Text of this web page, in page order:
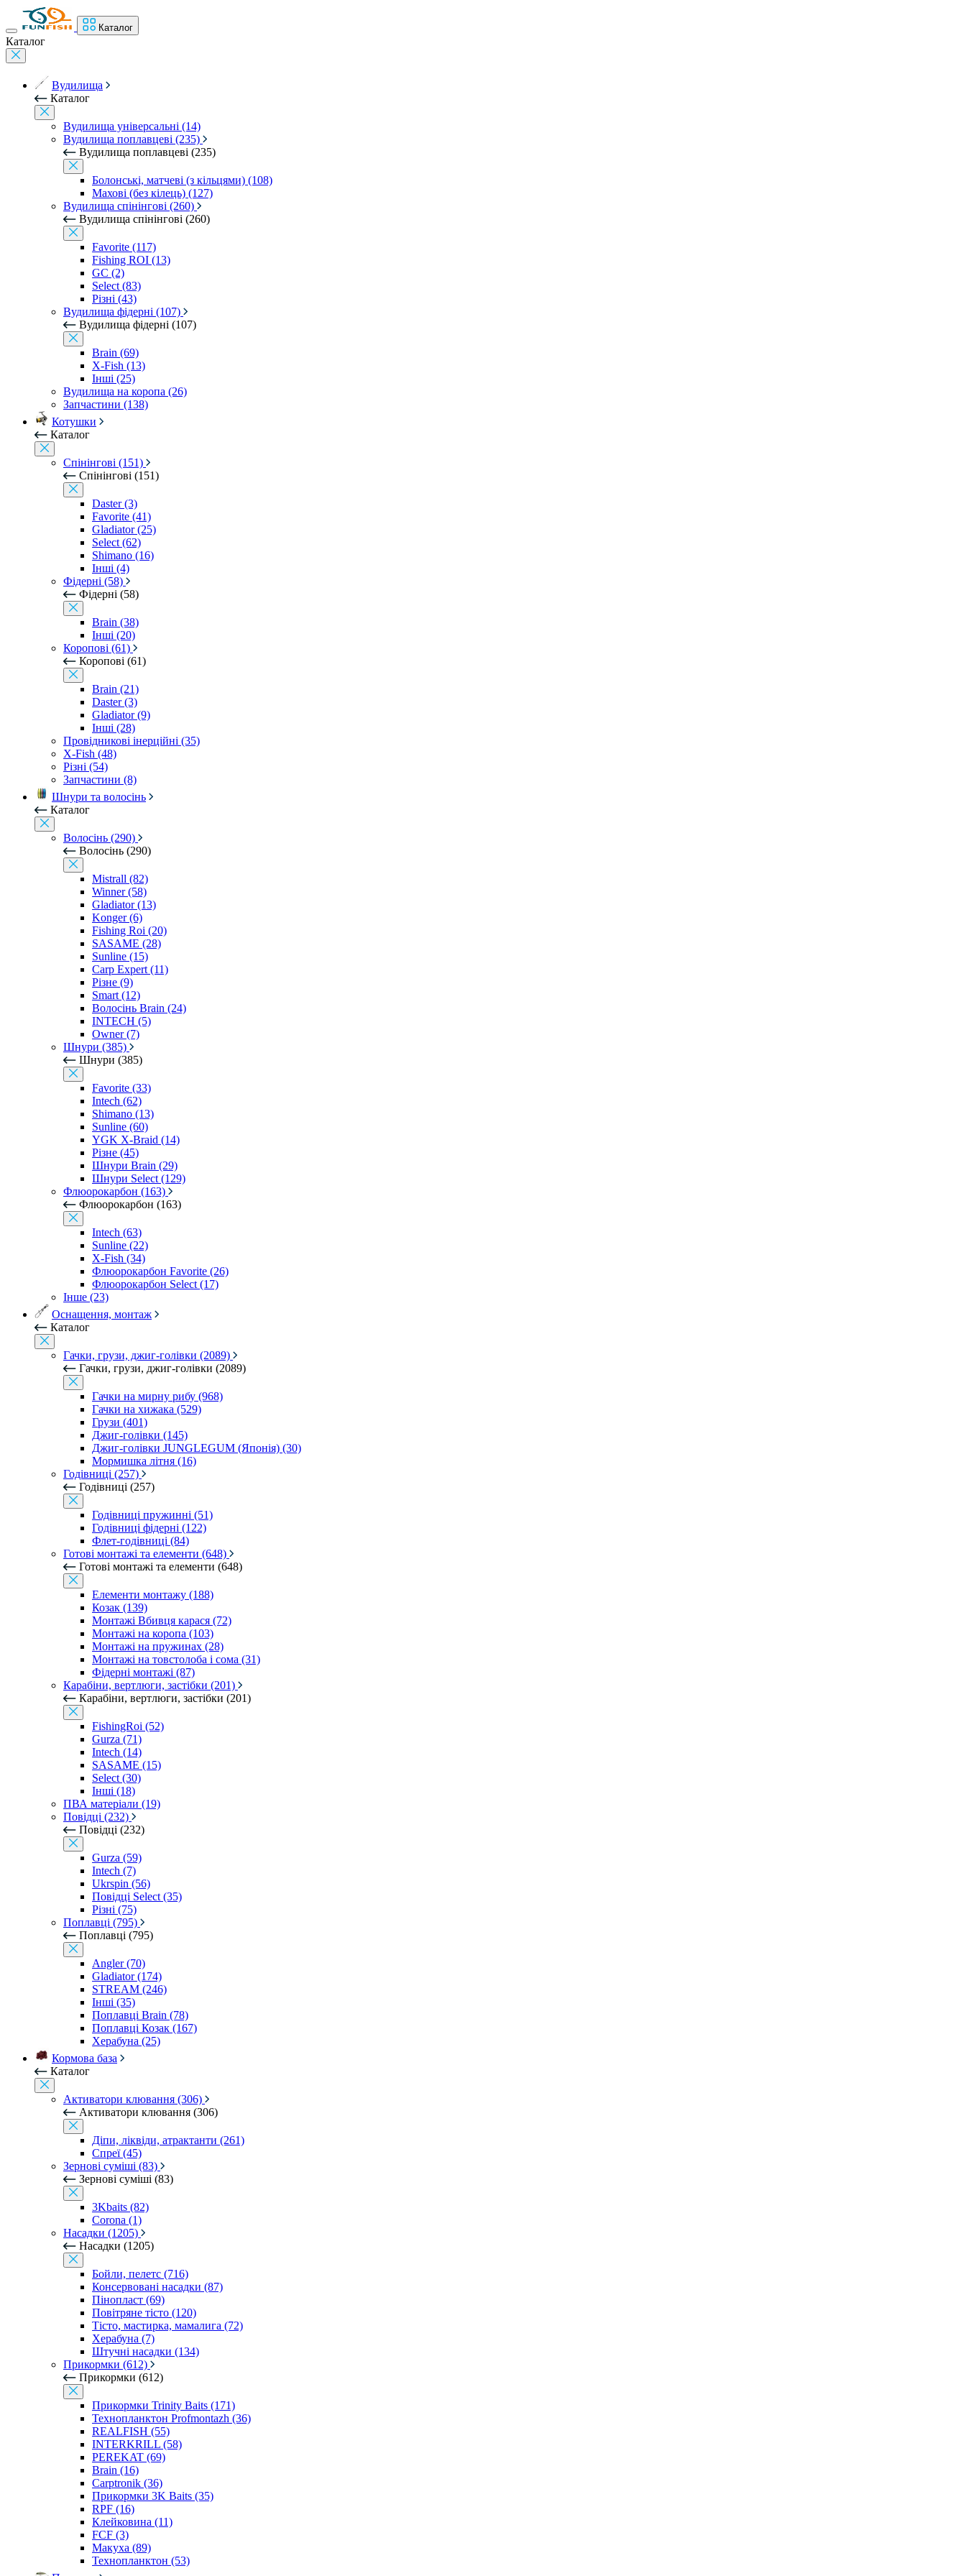
Каталог
Каталог
Вудилища
Каталог
Вудилища універсальні (14)
Вудилища поплавцеві (235)
Вудилища поплавцеві (235)
Болонські, матчеві (з кільцями) (108)
Махові (без кілець) (127)
Вудилища спінінгові (260)
Вудилища спінінгові (260)
Favorite (117)
Fishing ROI (13)
GC (2)
Select (83)
Різні (43)
Вудилища фідерні (107)
Вудилища фідерні (107)
Brain (69)
X-Fish (13)
Інші (25)
Вудилища на коропа (26)
Запчастини (138)
Котушки
Каталог
Спінінгові (151)
Спінінгові (151)
Daster (3)
Favorite (41)
Gladiator (25)
Select (62)
Shimano (16)
Інші (4)
Фідерні (58)
Фідерні (58)
Brain (38)
Інші (20)
Коропові (61)
Коропові (61)
Brain (21)
Daster (3)
Gladiator (9)
Інші (28)
Провідникові інерційні (35)
X-Fish (48)
Різні (54)
Запчастини (8)
Шнури та волосінь
Каталог
Волосінь (290)
Волосінь (290)
Mistrall (82)
Winner (58)
Gladiator (13)
Konger (6)
Fishing Roi (20)
SASAME (28)
Sunline (15)
Carp Expert (11)
Різне (9)
Smart (12)
Волосінь Brain (24)
INTECH (5)
Owner (7)
Шнури (385)
Шнури (385)
Favorite (33)
Intech (62)
Shimano (13)
Sunline (60)
YGK X-Braid (14)
Різне (45)
Шнури Brain (29)
Шнури Select (129)
Флюорокарбон (163)
Флюорокарбон (163)
Intech (63)
Sunline (22)
X-Fish (34)
Флюорокарбон Favorite (26)
Флюорокарбон Select (17)
Інше (23)
Оснащення, монтаж
Каталог
Гачки, грузи, джиг-голівки (2089)
Гачки, грузи, джиг-голівки (2089)
Гачки на мирну рибу (968)
Гачки на хижака (529)
Грузи (401)
Джиг-голівки (145)
Джиг-голівки JUNGLEGUM (Японія) (30)
Мормишка літня (16)
Годівниці (257)
Годівниці (257)
Годівниці пружинні (51)
Годівниці фідерні (122)
Флет-годівниці (84)
Готові монтажі та елементи (648)
Готові монтажі та елементи (648)
Елементи монтажу (188)
Козак (139)
Монтажі Вбивця карася (72)
Монтажі на коропа (103)
Монтажі на пружинах (28)
Монтажі на товстолоба і сома (31)
Фідерні монтажі (87)
Карабіни, вертлюги, застібки (201)
Карабіни, вертлюги, застібки (201)
FishingRoi (52)
Gurza (71)
Intech (14)
SASAME (15)
Select (30)
Інші (18)
ПВА матеріали (19)
Повідці (232)
Повідці (232)
Gurza (59)
Intech (7)
Ukrspin (56)
Повідці Select (35)
Різні (75)
Поплавці (795)
Поплавці (795)
Angler (70)
Gladiator (174)
STREAM (246)
Інші (35)
Поплавці Brain (78)
Поплавці Козак (167)
Херабуна (25)
Кормова база
Каталог
Активатори клювання (306)
Активатори клювання (306)
Діпи, ліквіди, атрактанти (261)
Спреї (45)
Зернові суміші (83)
Зернові суміші (83)
3Kbaits (82)
Corona (1)
Насадки (1205)
Насадки (1205)
Бойли, пелетс (716)
Консервовані насадки (87)
Пінопласт (69)
Повітряне тісто (120)
Тісто, мастирка, мамалига (72)
Херабуна (7)
Штучні насадки (134)
Прикормки (612)
Прикормки (612)
Прикормки Trinity Baits (171)
Технопланктон Profmontazh (36)
REALFISH (55)
INTERKRILL (58)
PEREKAT (69)
Brain (16)
Carptronik (36)
Прикормки 3K Baits (35)
RPF (16)
Клейковина (11)
FCF (3)
Макуха (89)
Технопланктон (53)